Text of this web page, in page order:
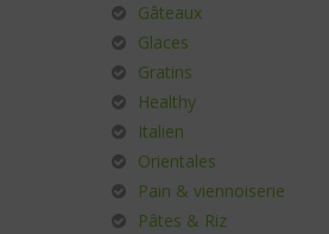
Gâteaux
Glaces
Gratins
Healthy
Italien
Orientales
Pain & viennoiserie
Pâtes & Riz